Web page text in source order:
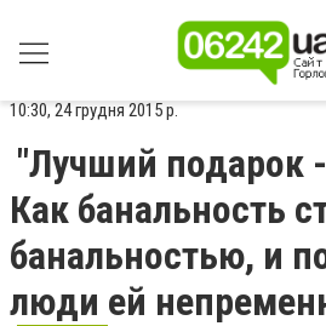
10:30, 24 грудня 2015 р.
"Лучший подарок
Как банальность
банальностью, и
люди ей